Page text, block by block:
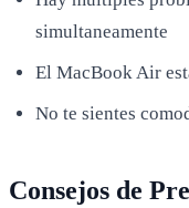
simultaneamente
El MacBook Air
No te sientes
Consejos de